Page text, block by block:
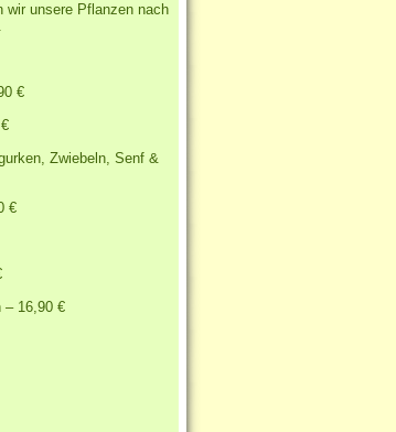
wir unsere Pflanzen nach
€
Zwiebeln, Senf &
€
– 16,90 €